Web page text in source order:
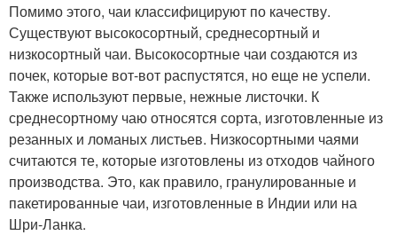
Помимо этого, чаи классифицируют по качеству.
Существуют высокосортный, среднесортный и
низкосортный чаи. Высокосортные чаи создаются из
почек, которые вот-вот распустятся, но еще не успели.
Также используют первые, нежные листочки. К
среднесортному чаю относятся сорта, изготовленные из
резанных и ломаных листьев. Низкосортными чаями
считаются те, которые изготовлены из отходов чайного
производства. Это, как правило, гранулированные и
пакетированные чаи, изготовленные в Индии или на
Шри-Ланка.